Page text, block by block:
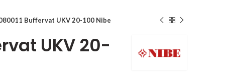
Buffervat UKV 20-100 Nibe
UKV 20-